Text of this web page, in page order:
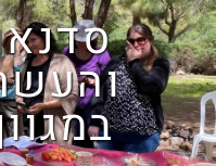
BIZCO לארגונים
BIZCO לעמותות
לומדים עם BIZCO